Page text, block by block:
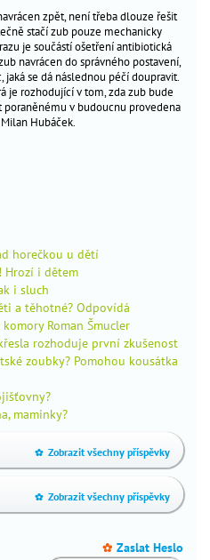
zpět, není třeba dlouze řešit
stačí zub pouze mechanicky
je součástí ošetření antibiotická
navrácen do správného postavení,
se dá následnou péčí doupravit.
je rozhodující v tom, zda zub bude
v budoucnu provedena
Hubáček.
horečkou u dětí
Hrozí i dětem
i sluch
a těhotné? Odpovídá
Roman Šmucler
rozhoduje první zkušenost
zoubky? Pomohou kousátka
maminky?
_ Zobrazit všechny příspěvky
_ Zobrazit všechny příspěvky
_ Zaslat Heslo